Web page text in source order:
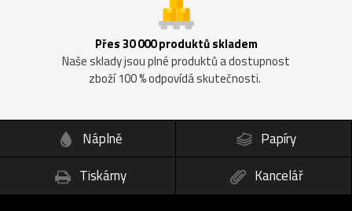
Přes 30 000 produktů skladem
Naše sklady jsou plné produktů a dostupnost
zboží 100 % odpovídá skutečnosti.
Náplně
Papíry
Tiskárny
Kancelář